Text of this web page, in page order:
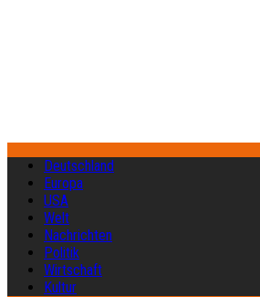
Deutschland
Europa
USA
Welt
Nachrichten
Politik
Wirtschaft
Kultur